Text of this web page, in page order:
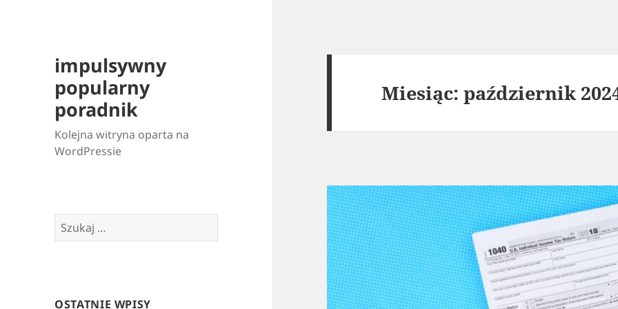
impulsywny
popularny
poradnik
Kolejna witryna oparta na
WordPressie
Szukaj:
OSTATNIE WPISY
Miesiąc:październik